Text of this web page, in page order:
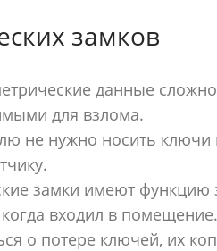
замков
данные
для взлома.
не нужно носить ключи
замки имеют функцию
когда входил в помещение.
о потере ключей, их